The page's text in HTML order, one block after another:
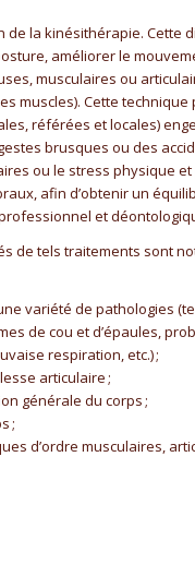
de la kinésithérapie. Cette
améliorer le
musculaires ou
muscles). Cette
référées et locales)
brusques ou des
ou le stress physique et
afin d’obtenir un
et
de tels traitements sont
variété de pathologies
de cou et d’épaules,
respiration, etc.) ;
articulaire ;
générale du corps ;
;
d’ordre musculaires,